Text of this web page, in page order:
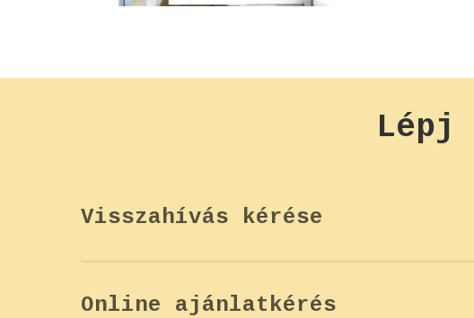
Lépj
Visszahívás kérése
hamarosan jelentkezik!
Online ajánlatkérés